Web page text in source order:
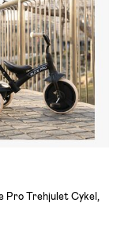
Pro Trehjulet Cykel,